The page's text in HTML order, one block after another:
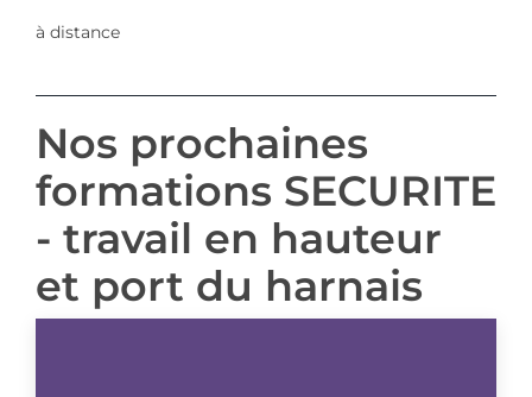
à distance
Nos prochaines
formations SECURITE
- travail en hauteur
et port du harnais